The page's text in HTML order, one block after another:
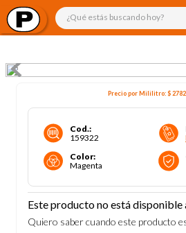
¿Qué estás buscando hoy?
Precio porMililitro:$
Cod.:
159322
Color:
Magenta
Este producto no está
Quiero saber cuando este producto